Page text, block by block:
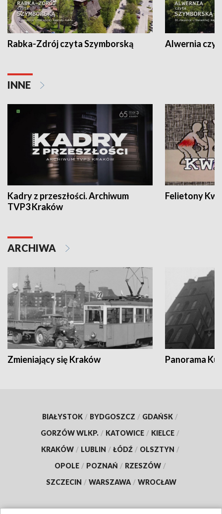
Rabka-Zdrój czyta Szymborską Alwernia
INNE
Kadry z przeszłości. Archiwum
TVP3 Kraków
Felietony
ARCHIWA
Zmieniający się Kraków Panorama
BIAŁYSTOK / BYDGOSZCZ / GDAŃSK /
GORZÓW WLKP. / KATOWICE / KIELCE /
KRAKÓW / LUBLIN / ŁÓDŹ / OLSZTYN /
OPOLE / POZNAŃ / RZESZÓW /
SZCZECIN / WARSZAWA / WROCŁAW